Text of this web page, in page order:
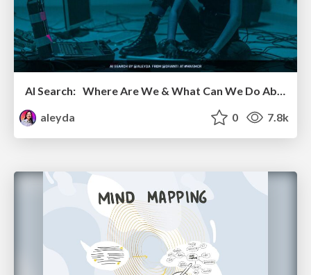
AI Search: Where Are We & What Can We Do About It?
aleyda
0 7.8k